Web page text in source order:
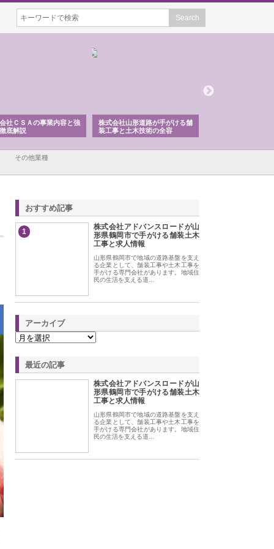
社ＣＳＡの事業内容と強
底解説
株式会社山形道路が手がける舗
装工事と土木技術の全容
その他業種
おすすめ記事
1
株式会社アドバンスロードが山
形県鶴岡市で手がける舗装土木
工事と求人情報
山形県鶴岡市で地域の道路基盤を支え
る企業として、舗装工事や土木工事を
手がける専門会社があります。地域住
民の生活を支える道…
アーカイブ
最近の記事
株式会社アドバンスロードが山
形県鶴岡市で手がける舗装土木
工事と求人情報
山形県鶴岡市で地域の道路基盤を支え
る企業として、舗装工事や土木工事を
手がける専門会社があります。地域住
民の生活を支える道…